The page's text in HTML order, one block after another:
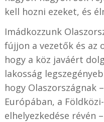
kell hozni ezeket, és
Imádkozzunk
fújjon a vezetők és az
hogy a köz javáért
lakosság
hogy Olaszországnak
Európában, a
elhelyezkedése révén